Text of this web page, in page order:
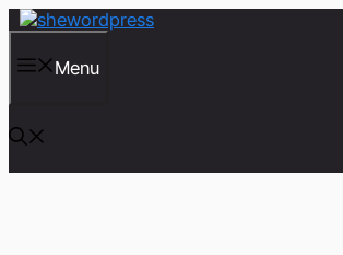
컨
츠
건
너
뛰
기
Menu